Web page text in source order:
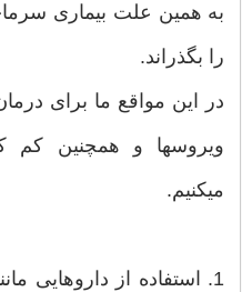
به همین علت بیماری
را بگذراند.
در این مواقع ما برای
ویروسها و همچنین کم
میکنیم.
1. استفاده از داروهایی